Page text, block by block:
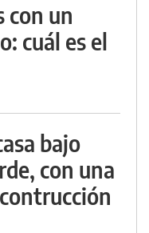
con un
cuál es el
bajo
con una